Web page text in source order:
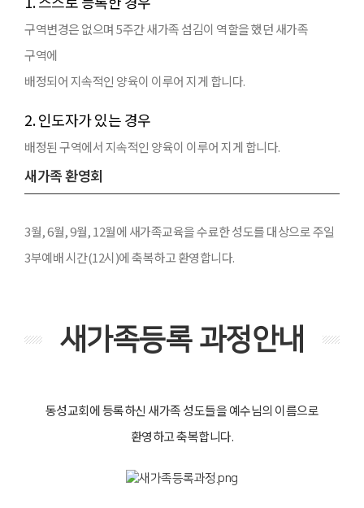
구역변경은 없으며 5주간 새가족 섬김이 역할을 했던 새가족
구역에
배정되어 지속적인 양육이 이루어 지게 합니다.
2. 인도자가 있는 경우
배정된 구역에서 지속적인 양육이 이루어 지게 합니다.
새가족 환영회
3월, 6월, 9월, 12월에 새가족교육을 수료한 성도를 대상으로 주일
3부예배 시간(12시)에 축복하고 환영합니다.
새가족등록 과정안내
동성교회에 등록하신 새가족 성도들을 예수님의 이름으로
환영하고 축복합니다.